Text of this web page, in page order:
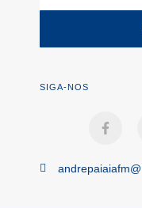
SIGA-NOS